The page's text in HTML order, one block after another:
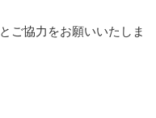
ご協力をお願いいたしま